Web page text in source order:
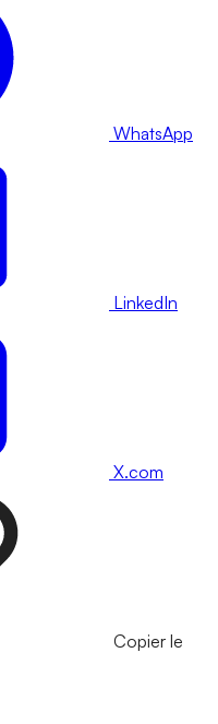
WhatsApp
LinkedIn
X.com
Copier le